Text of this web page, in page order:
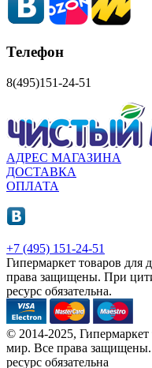
Телефон
8(495)151-24-51
АДРЕС МАГАЗИНА
ДОСТАВКА
ОПЛАТА
+7 (495) 151-24-51
Гипермаркет товаров для
права защищены. При
ресурс обязательна.
© 2014-2025,
мир. Все права
ресурс обязательна